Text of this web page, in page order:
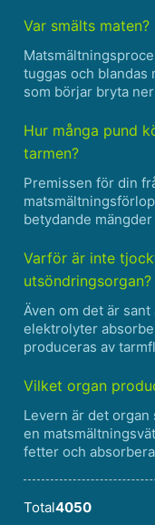
kemisk nedbrytning
Var smälts maten?
tuggas och blandas
som börjar bryta
av magsyror och
flyt......
Hur många pund
tarmen?
Premissen för din
betydande
vissa medicinska
Varför är inte
utsöndringsorgan?
Även om det är
elektrolyter
produceras av
Minimal utsöndring
Vilket organ
Levern är det organ
en
fetter och
Total4050